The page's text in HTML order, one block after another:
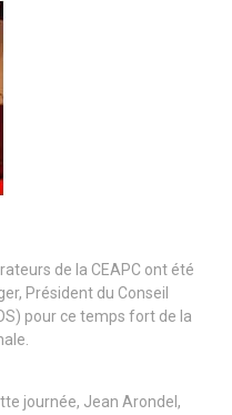
de la CEAPC ont été
Président du Conseil
pour ce temps fort de la
journée, Jean Arondel,